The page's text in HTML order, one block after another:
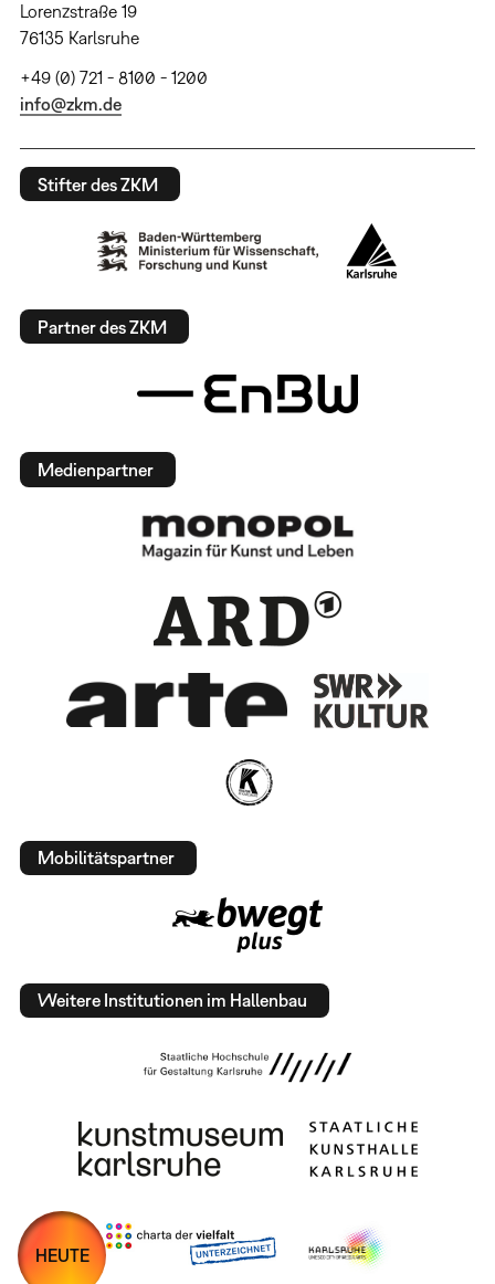
Lorenzstraße 19
76135 Karlsruhe
+49 (0) 721 - 8100 - 1200
info@zkm.de
Stifter des ZKM
Partner des ZKM
Medienpartner
Mobilitätspartner
Weitere Institutionen im Hallenbau
HEUTE